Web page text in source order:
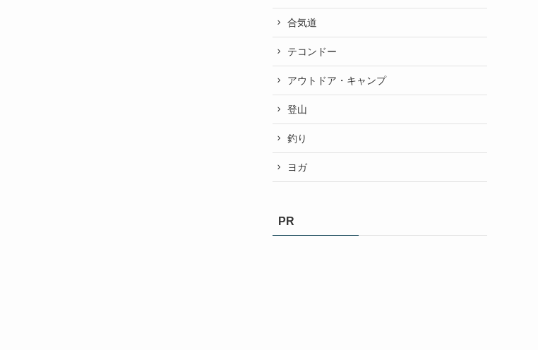
合気道
テコンドー
アウトドア・キャンプ
登山
釣り
ヨガ
PR